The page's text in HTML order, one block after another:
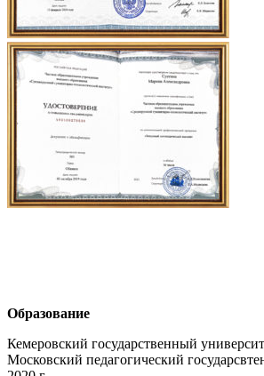
Образование
Кемеровский государственный
Московский педагогический